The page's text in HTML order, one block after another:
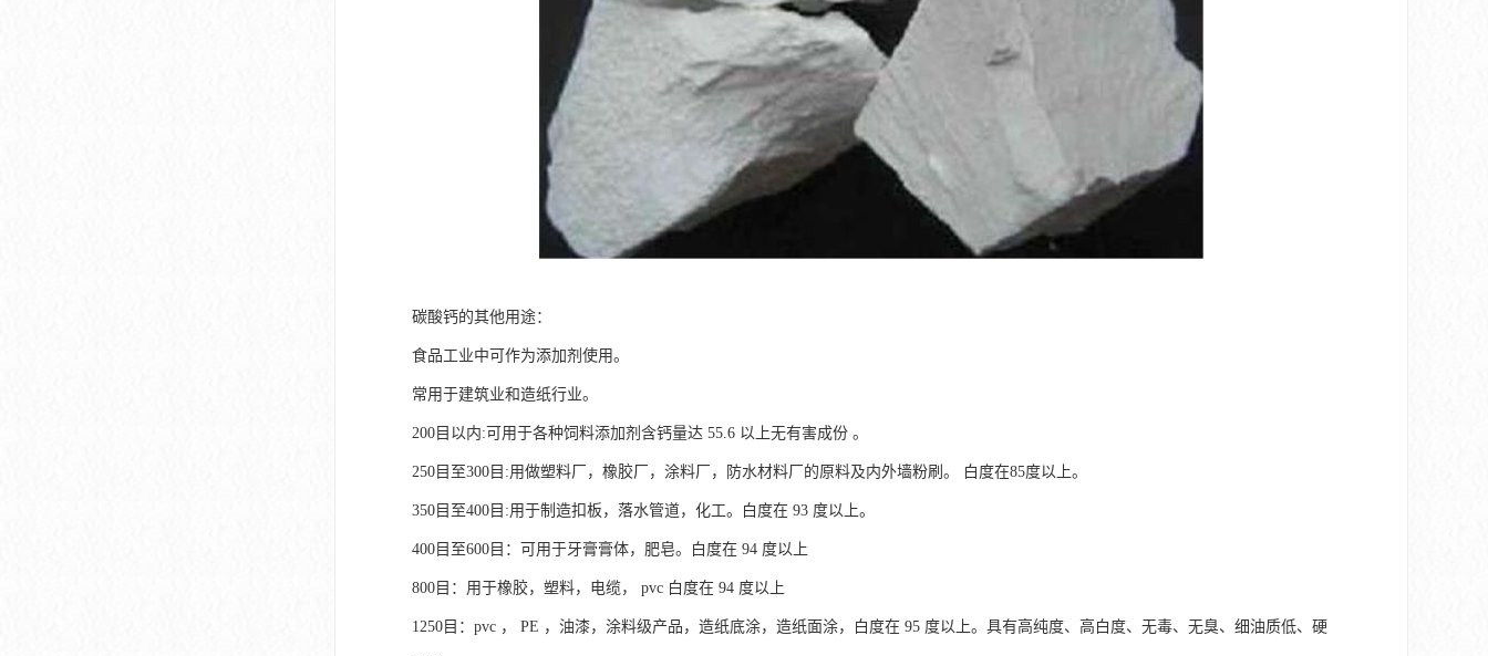
碳酸钙的其他用途：
食品工业中可作为添加剂使用。
常用于建筑业和造纸行业。
200目以内:可用于各种饲料添加剂含钙量达 55.6 以上无有害成份 。
250目至300目:用做塑料厂，橡胶厂，涂料厂，防水材料厂的原料及内外墙粉刷。 白度在85度以上。
350目至400目:用于制造扣板，落水管道，化工。白度在 93 度以上。
400目至600目：可用于牙膏膏体，肥皂。白度在 94 度以上
800目：用于橡胶，塑料，电缆， pvc 白度在 94 度以上
1250目：pvc ， PE ，油漆，涂料级产品，造纸底涂，造纸面涂，白度在 95 度以上。具有高纯度、高白度、无毒、无臭、细油质低、硬